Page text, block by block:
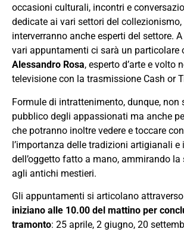
occasioni culturali, incontri e
dedicate ai vari settori del collezionismo,
interverranno anche esperti del settore.
vari appuntamenti ci sarà un particolare
Alessandro Rosa, esperto d’arte e volto
televisione con la trasmissione Cash or
Formule di intrattenimento, dunque, non
pubblico degli appassionati ma anche
che potranno inoltre vedere e toccare
l’importanza delle tradizioni artigianali e
dell’oggetto fatto a mano, ammirando la
agli antichi mestieri.
Gli appuntamenti si articolano attraverso
iniziano alle 10.00 del mattino per
tramonto: 25 aprile, 2 giugno, 20